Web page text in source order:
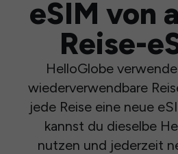
eSIM von
Reise-
HelloGlobe
wiederverwendbare
jede Reise eine neue
kannst du dieselbe
nutzen und jederzeit